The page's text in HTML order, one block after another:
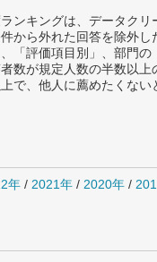
ンキングは、データクリ
から外れた回答を除外し
「評価項目別」、部門
数が規定人数の半数以上
で、他人に薦めたくない
年 / 2021年 / 2020年 /